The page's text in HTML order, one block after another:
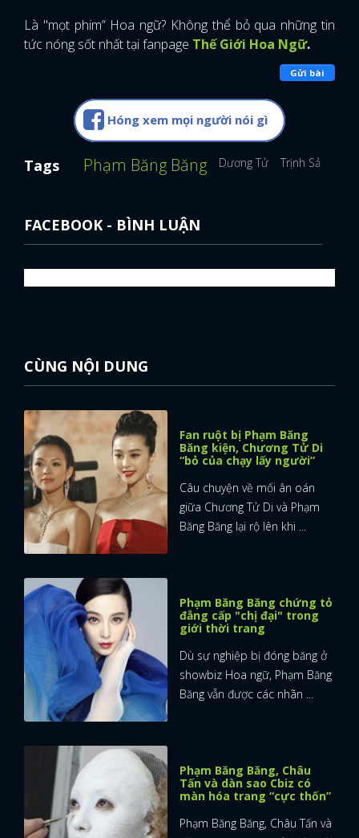
x
ĐĂNG NHẬP
Là "mọt phim” Hoa ngữ? Không thể bỏ qua những tin
tức nóng sốt nhất tại fanpage Thế Giới Hoa Ngữ.
Gửi bài
Hóng xem mọi người nói gì
Tags Phạm Băng Băng Dương Tử Trịnh Sảng
FACEBOOK - BÌNH LUẬN
CÙNG NỘI DUNG
Fan ruột bị Phạm Băng
Băng kiện, Chương Tử Di
“bỏ của chạy lấy người”
Câu chuyện về mối ân oán
giữa Chương Tử Di và Phạm
Băng Băng lại rộ lên khi ...
Phạm Băng Băng chứng tỏ
đẳng cấp "chị đại" trong
giới thời trang
Dù sự nghiệp bị đóng băng ở
showbiz Hoa ngữ, Phạm Băng
Băng vẫn được các nhãn ...
Phạm Băng Băng, Châu
Tấn và dàn sao Cbiz có
màn hóa trang “cực thốn”
Phạm Băng Băng, Châu Tấn và